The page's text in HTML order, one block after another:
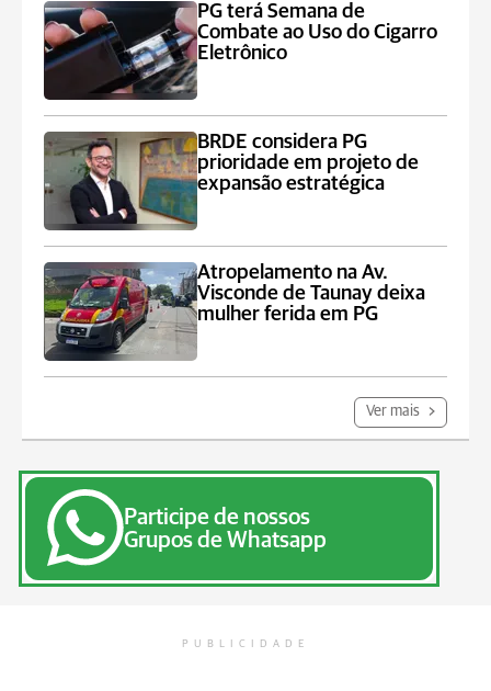
PG terá Semana de
Combate ao Uso do Cigarro
Eletrônico
BRDE considera PG
prioridade em projeto de
expansão estratégica
Atropelamento na Av.
Visconde de Taunay deixa
mulher ferida em PG
Ver mais
Participe de nossos
Grupos de Whatsapp
PUBLICIDADE